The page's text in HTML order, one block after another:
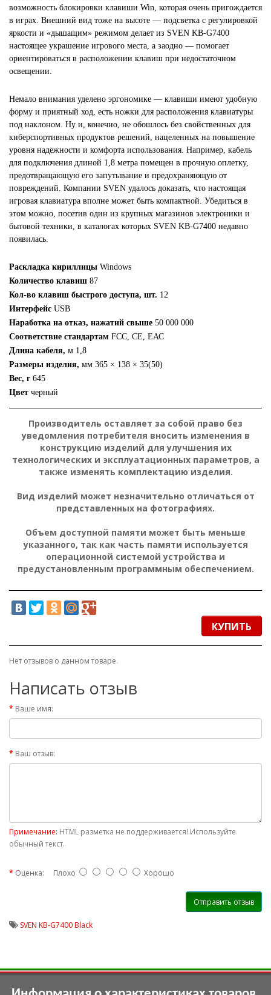
возможность блокировки клавиши Win, которая очень пригождается
в играх. Внешний вид тоже на высоте — подсветка с регулировкой
яркости и «дышащим» режимом делает из SVEN KB-G7400
настоящее украшение игрового места, а заодно — помогает
ориентироваться в расположении клавиш при недостаточном
освещении.
Немало внимания уделено эргономике — клавиши имеют удобную
форму и приятный ход, есть ножки для расположения клавиатуры
под наклоном. Ну и, конечно, не обошлось без свойственных для
киберспортивных продуктов решений, нацеленных на повышение
уровня надежности и комфорта использования. Например, кабель
для подключения длиной 1,8 метра помещен в прочную оплетку,
предотвращающую его запутывание и предохраняющую от
повреждений. Компании SVEN удалось доказать, что настоящая
игровая клавиатура вполне может быть компактной. Убедиться в
этом можно, посетив один из крупных магазинов электроники и
бытовой техники, в каталогах которых SVEN KB-G7400 недавно
появилась.
Раскладка кириллицы Windows
Количество клавиш 87
Кол-во клавиш быстрого доступа, шт. 12
Интерфейс USB
Наработка на отказ, нажатий свыше 50 000 000
Соответствие стандартам FCC, CE, ЕАС
Длина кабеля, м 1,8
Размеры изделия, мм 365 × 138 × 35(50)
Вес, г 645
Цвет черный
Производитель оставляет за собой право без
уведомления потребителя вносить изменения в
конструкцию изделий для улучшения их
технологических и эксплуатационных параметров, а
также изменять комплектацию изделия.
Вид изделий может незначительно отличаться от
представленных на фотографиях.
Объем доступной памяти может быть меньше
указанного, так как часть памяти используется
операционной системой устройства и
предустановленным программным обеспечением.
КУПИТЬ
Нет отзывов о данном товаре.
Написать отзыв
Ваше имя:
Ваш отзыв:
Примечание: HTML разметка не поддерживается! Используйте
обычный текст.
Оценка: Плохо Хорошо
Отправить отзыв
SVEN KB-G7400 Black